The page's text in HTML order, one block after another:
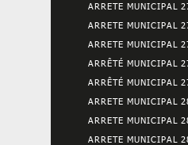
ARRETE MUNICIPAL
ARRETE MUNICIPAL
ARRETE MUNICIPAL
ARRÊTÉ MUNICIPAL
ARRÊTÉ MUNICIPAL
ARRETE MUNICIPAL
ARRETE MUNICIPAL
ARRETE MUNICIPAL